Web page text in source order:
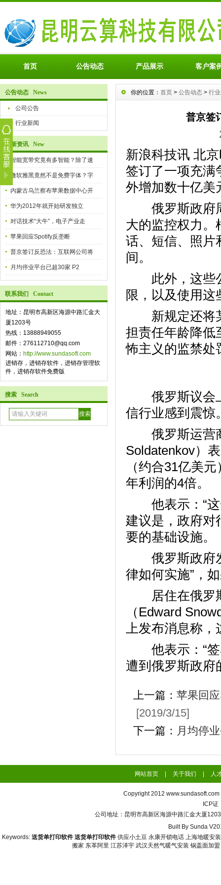
首页 公告动态 产品展示 客户案
公告动态 News
公司公告
行业新闻
最新资讯 New
智能宽带究竟有多智能？除了速
微软雅黑竟然不是免费字体？字
内蒙古乌兰察布苹果数据中心开
华为2012年就开始研发独立
对话技术“大牛”，电子产业走
苹果回应Spotify反垄断
普京签订反恐法：互联网公司将
月均停业平台已超30家 P2
联系我们 Contact
地址：昆明市高新区海源中路汇金大
厦1203号
热线：13888949055
邮件：276112710@qq.com
网站： http://www.sundasoft.com
进销存，进销存软件，进销存管理软
件，进销存软件免费版
搜索 Search
你的位置： 首页 > 公告动态 > 行
普京签
新浪科技讯 北
签订了一项充满
外增加数十亿美
俄罗斯政府周
大的监控权力。
话、短信、照片
间。
此外，这些公
限，以及使用
新规定还将某
担责任年龄降低
怖主义的监禁处
俄罗斯议会上
信行业感到震惊
俄罗斯运营商
Soldatenkov）
（约合31亿美
年利润的4倍。
他表示：“这
建议是，政府对
要的基础设施。
俄罗斯政府发
律如何实施”，
居住在俄罗斯
（Edward
上发布消息称，
他表示：“签
遭到俄罗斯政府
上一篇： 苹果回
[2019/3/15]
下一篇： 月均停
网站首页 关于我们 人
Copyright 2012 www.sundasoft.com
ICP证
公司地址：昆明市高新区海源中路汇金大厦
Built By Sunda
Keywords: 送货单打印软件 送货单打印软件 供应小土豆 永康开锁电话 上海地暖安装
搬家 东革阿里 江苏泽宇 武汉天然气暖气安装 锅盖面加盟